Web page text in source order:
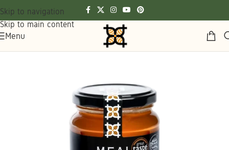
Skip to navigation
Skip to main content
Menu